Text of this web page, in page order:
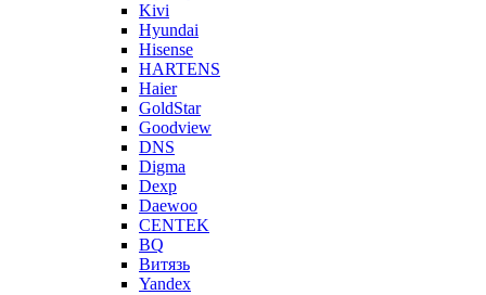
Kivi
Hyundai
Hisense
HARTENS
Haier
GoldStar
Goodview
DNS
Digma
Dexp
Daewoo
CENTEK
BQ
Витязь
Yandex